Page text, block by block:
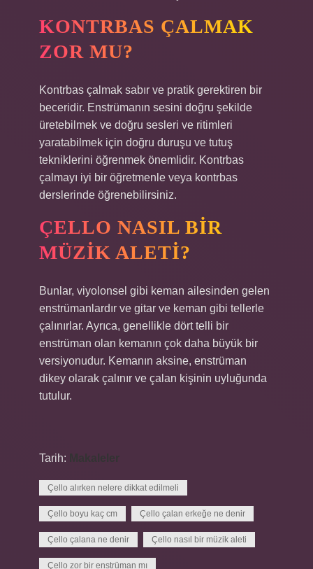
KONTRBAS ÇALMAK
ZOR MU?
Kontrbas çalmak sabır ve pratik gerektiren bir
beceridir. Enstrümanın sesini doğru şekilde
üretebilmek ve doğru sesleri ve ritimleri
yaratabilmek için doğru duruşu ve tutuş
tekniklerini öğrenmek önemlidir. Kontrbas
çalmayı iyi bir öğretmenle veya kontrbas
derslerinde öğrenebilirsiniz.
ÇELLO NASIL BIR
MÜZIK ALETI?
Bunlar, viyolonsel gibi keman ailesinden gelen
enstrümanlardır ve gitar ve keman gibi tellerle
çalınırlar. Ayrıca, genellikle dört telli bir
enstrüman olan kemanın çok daha büyük bir
versiyonudur. Kemanın aksine, enstrüman
dikey olarak çalınır ve çalan kişinin uyluğunda
tutulur.
Tarih: Makaleler
Çello alırken nelere dikkat edilmeli
Çello boyu kaç cm Çello çalan erkeğe ne denir
Çello çalana ne denir Çello nasıl bir müzik aleti
Çello zor bir enstrüman mı